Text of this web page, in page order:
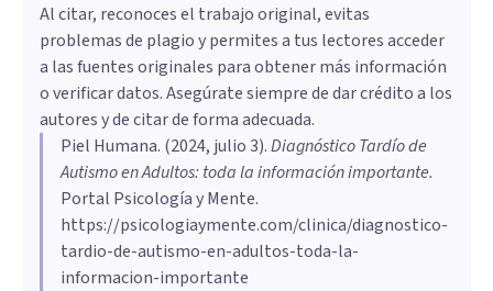
Al citar, reconoces el trabajo original, evitas
problemas de plagio y permites a tus lectores acceder
a las fuentes originales para obtener más información
o verificar datos. Asegúrate siempre de dar crédito a los
autores y de citar de forma adecuada.
Piel Humana. (2024, julio 3).Diagnóstico Tardío de
Autismo en Adultos: toda la información importante.
Portal Psicología y Mente.
https://psicologiaymente.com/clinica/diagnostico-
tardio-de-autismo-en-adultos-toda-la-
informacion-importante